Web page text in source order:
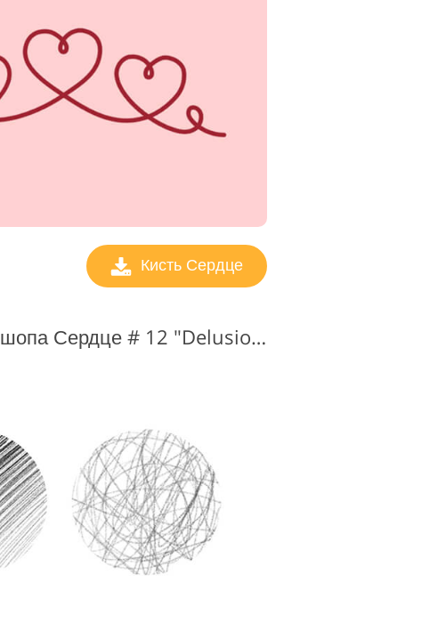
Кисть Сердце
Кисти для фотошопа Сердце # 12 "Delusion"